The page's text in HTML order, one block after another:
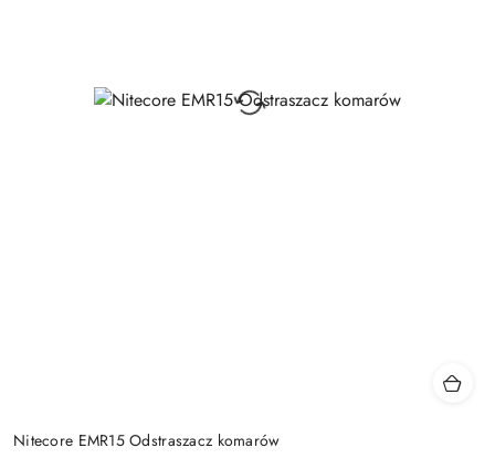
Nitecore EMR15 Odstraszacz komarów